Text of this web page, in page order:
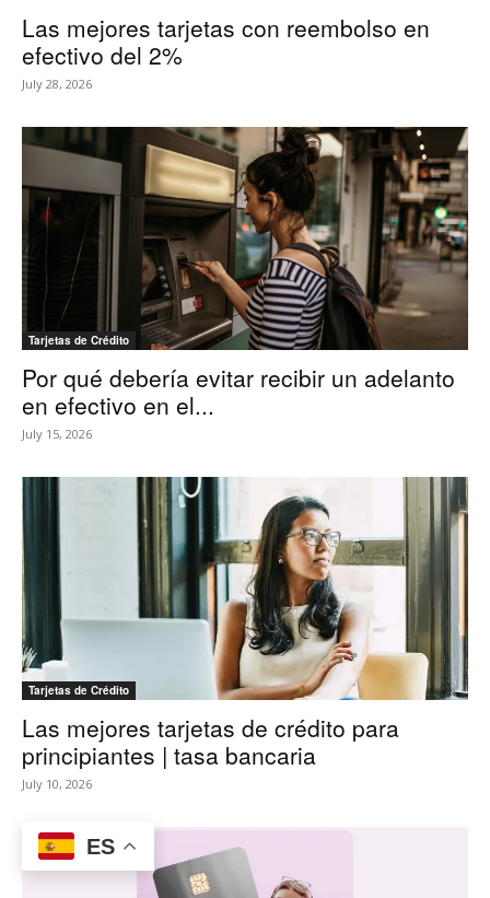
Las mejores tarjetas con reembolso en
efectivo del 2%
July 28, 2026
Tarjetas de Crédito
Por qué debería evitar recibir un adelanto
en efectivo en el...
July 15, 2026
Tarjetas de Crédito
Las mejores tarjetas de crédito para
principiantes | tasa bancaria
July 10, 2026
ES